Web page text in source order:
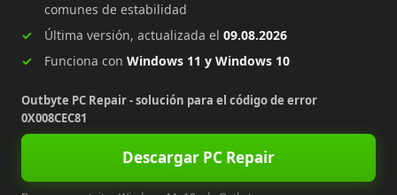
comunes de estabilidad
Última versión, actualizada el 09.08.2026
Funciona con Windows 11 y Windows 10
Outbyte PC Repair - solución para el código de error
0X008CEC81
Descargar PC Repair